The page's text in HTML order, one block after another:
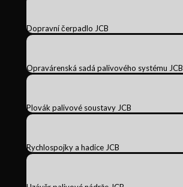
Dopravní čerpadlo JCB
Opravárenská sadá palivového systému JCB
Plovák palivové soustavy JCB
Rychlospojky a hadice JCB